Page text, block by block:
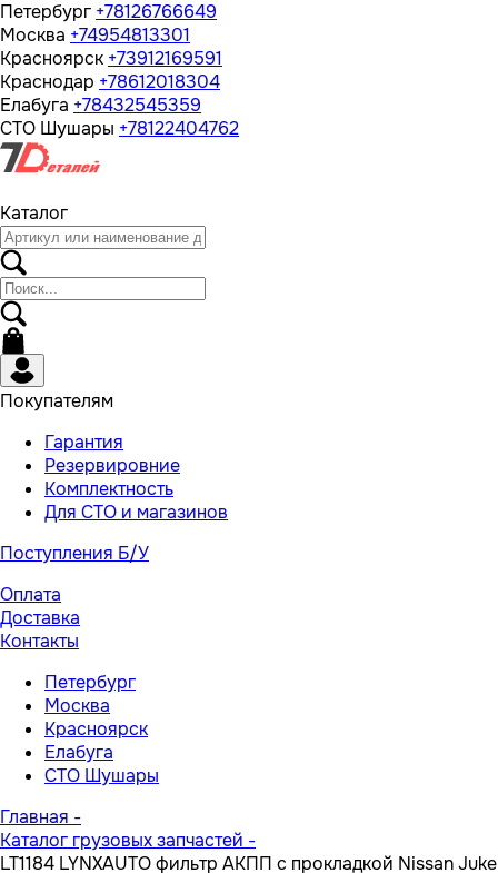
Петербург +78126766649
Москва +74954813301
Красноярск +73912169591
Краснодар +78612018304
Елабуга +78432545359
СТО Шушары +78122404762
Каталог
Покупателям
Гарантия
Резервировние
Комплектность
Для СТО и магазинов
Поступления Б/У
Оплата
Доставка
Контакты
Петербург
Москва
Красноярск
Елабуга
СТО Шушары
Главная -
Каталог грузовых запчастей -
LT1184 LYNXAUTO фильтр АКПП с прокладкой Nissan Juke